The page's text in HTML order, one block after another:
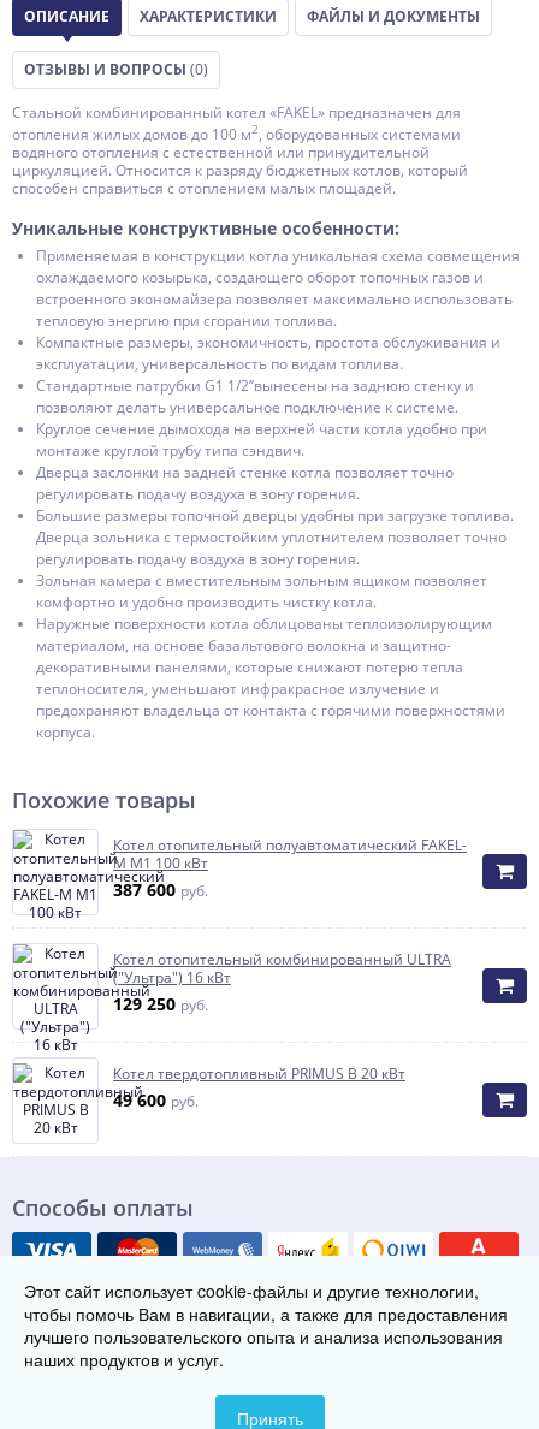
ОПИСАНИЕ ХАРАКТЕРИСТИКИ ФАЙЛЫ И ДОКУМЕНТЫ
ОТЗЫВЫ И ВОПРОСЫ (0)
Стальной комбинированный котел «FAKEL» предназначен для
отопления жилых домов до 100 м2, оборудованных системами
водяного отопления с естественной или принудительной
циркуляцией. Относится к разряду бюджетных котлов, который
способен справиться с отоплением малых площадей.
Уникальные конструктивные особенности:
Применяемая в конструкции котла уникальная схема совмещения
охлаждаемого козырька, создающего оборот топочных газов и
встроенного экономайзера позволяет максимально использовать
тепловую энергию при сгорании топлива.
Компактные размеры, экономичность, простота обслуживания и
эксплуатации, универсальность по видам топлива.
Стандартные патрубки G1 1/2’’вынесены на заднюю стенку и
позволяют делать универсальное подключение к системе.
Круглое сечение дымохода на верхней части котла удобно при
монтаже круглой трубу типа сэндвич.
Дверца заслонки на задней стенке котла позволяет точно
регулировать подачу воздуха в зону горения.
Большие размеры топочной дверцы удобны при загрузке топлива.
Дверца зольника с термостойким уплотнителем позволяет точно
регулировать подачу воздуха в зону горения.
Зольная камера с вместительным зольным ящиком позволяет
комфортно и удобно производить чистку котла.
Наружные поверхности котла облицованы теплоизолирующим
материалом, на основе базальтового волокна и защитно-
декоративными панелями, которые снижают потерю тепла
теплоносителя, уменьшают инфракрасное излучение и
предохраняют владельца от контакта с горячими поверхностями
корпуса.
Похожие товары
Котел отопительный полуавтоматический FAKEL-
M M1 100 кВт
387 600 руб.
Котел отопительный комбинированный ULTRA
("Ультра") 16 кВт
129 250 руб.
Котел твердотопливный PRIMUS B 20 кВт
49 600 руб.
Способы оплаты
© Группа заводов теплового оборудования «ТЭК», 2021-2026
456300 г. Миасс, ул. Лихачева 2/1
Этот сайт использует cookie-файлы и другие технологии,
чтобы помочь Вам в навигации, а также для предоставления
лучшего пользовательского опыта и анализа использования
наших продуктов и услуг.
Принять